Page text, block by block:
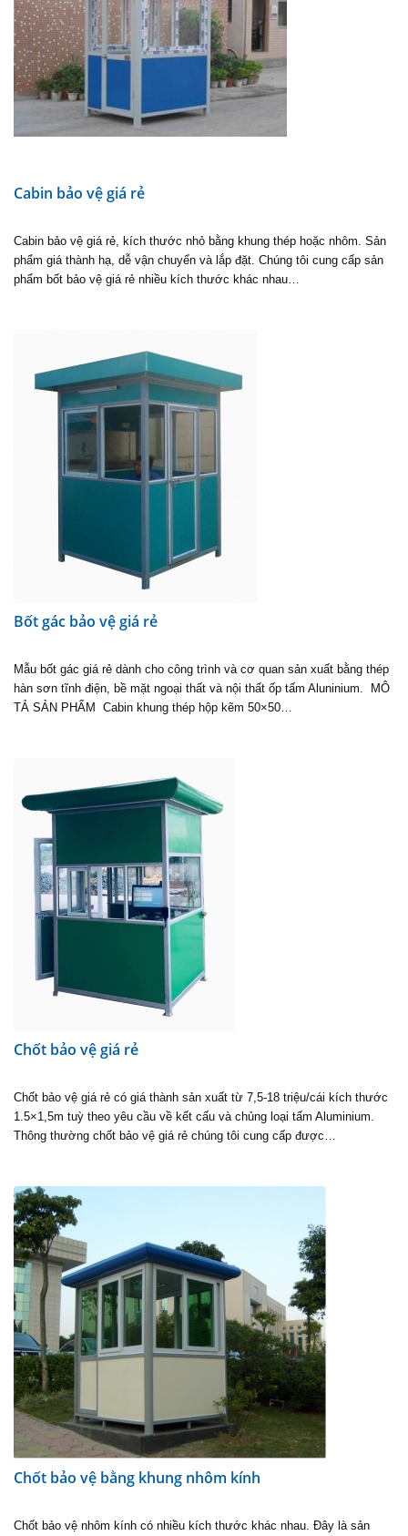
Cabin bảo vệ giá rẻ
Cabin bảo vệ giá rẻ, kích thước nhỏ bằng khung thép hoặc nhôm. Sản
phẩm giá thành hạ, dễ vận chuyển và lắp đặt. Chúng tôi cung cấp sản
phẩm bốt bảo vệ giá rẻ nhiều kích thước khác nhau…
Bốt gác bảo vệ giá rẻ
Mẫu bốt gác giá rẻ dành cho công trình và cơ quan sản xuất bằng thép
hàn sơn tĩnh điện, bề mặt ngoại thất và nội thất ốp tấm Aluninium. MÔ
TẢ SẢN PHẨM Cabin khung thép hộp kẽm 50×50…
Chốt bảo vệ giá rẻ
Chốt bảo vệ giá rẻ có giá thành sản xuất từ 7,5-18 triệu/cái kích thước
1.5×1,5m tuỳ theo yêu cầu về kết cấu và chủng loại tấm Aluminium.
Thông thường chốt bảo vệ giá rẻ chúng tôi cung cấp được…
Chốt bảo vệ bằng khung nhôm kính
Chốt bảo vệ nhôm kính có nhiều kích thước khác nhau. Đây là sản